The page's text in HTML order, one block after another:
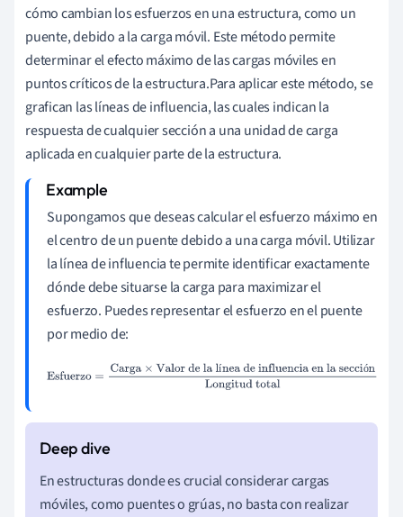
cómo cambian los esfuerzos en una estructura, como un
puente, debido a la carga móvil. Este método permite
determinar el efecto máximo de las cargas móviles en
puntos críticos de la estructura.Para aplicar este método, se
grafican las líneas de influencia, las cuales indican la
respuesta de cualquier sección a una unidad de carga
aplicada en cualquier parte de la estructura.
Supongamos que deseas calcular el esfuerzo máximo en
el centro de un puente debido a una carga móvil. Utilizar
la línea de influencia te permite identificar exactamente
dónde debe situarse la carga para maximizar el
esfuerzo. Puedes representar el esfuerzo en el puente
por medio de:
í ó
Esfuerzo=Carga×Valor de la línea de influencia en la
Longitud total
En estructuras donde es crucial considerar cargas
móviles, como puentes o grúas, no basta con realizar